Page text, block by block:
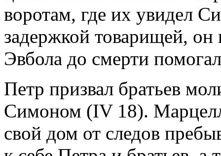
воротам, где их увидел
задержкой товарищей,
Эвбола до смерти
Петр призвал братьев
Симоном (IV 18).
свой дом от следов